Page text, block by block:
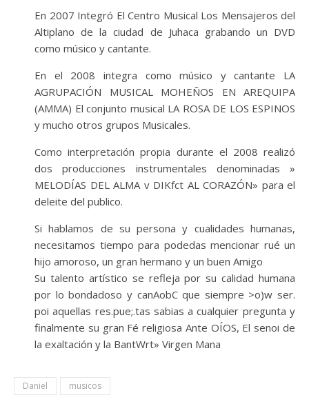
En 2007 Integró El Centro Musical Los Mensajeros del
Altiplano de la ciudad de Juhaca grabando un DVD
como músico y cantante.
En el 2008 integra como músico y cantante LA
AGRUPACIÓN MUSICAL MOHEÑOS EN AREQUIPA
(AMMA) El conjunto musical LA ROSA DE LOS ESPINOS
y mucho otros grupos Musicales.
Como interpretación propia durante el 2008 realizó
dos producciones instrumentales denominadas »
MELODÍAS DEL ALMA v DIKfct AL CORAZÓN» para el
deleite del publico.
Si hablamos de su persona y cualidades humanas,
necesitamos tiempo para podedas mencionar rué un
hijo amoroso, un gran hermano y un buen Amigo
Su talento artístico se refleja por su calidad humana
por lo bondadoso y canAobC que siempre >o)w ser.
poi aquellas res.pue;.tas sabias a cualquier pregunta y
finalmente su gran Fé religiosa Ante OÍOS, El senoi de
la exaltación y la BantWrt» Virgen Mana
Daniel musicos